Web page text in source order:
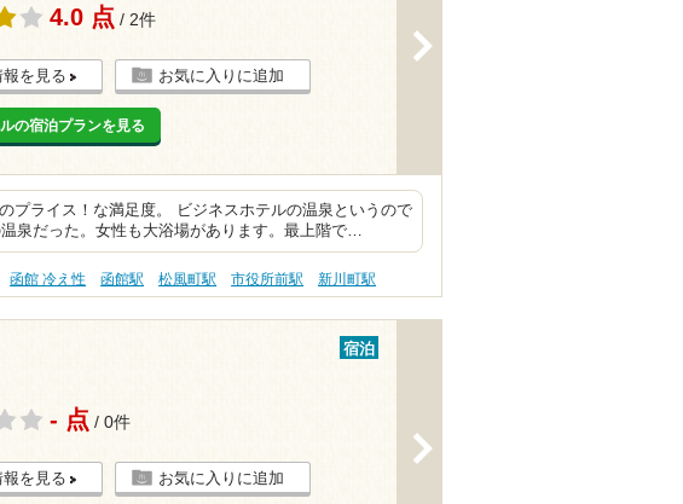
4.0 点 / 2件
を見る お気に入りに追加
の宿泊プランを見る
プライス！な満足度。 ビジネスホテルの温泉というので
泉だった。女性も大浴場があります。最上階で…
函館 冷え性 函館駅 松風町駅 市役所前駅 新川町駅
宿泊
- 点 / 0件
を見る お気に入りに追加